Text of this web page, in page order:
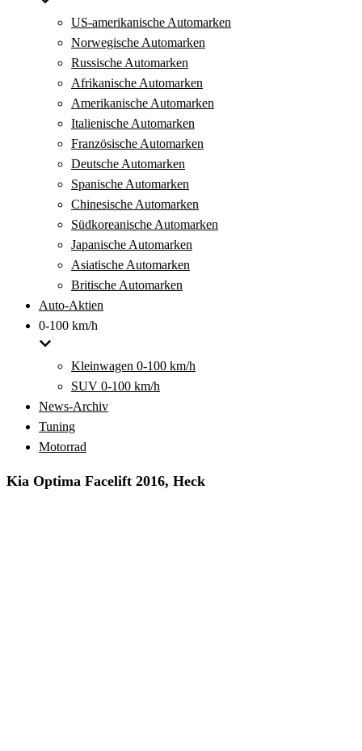
US-amerikanische Automarken
Norwegische Automarken
Russische Automarken
Afrikanische Automarken
Amerikanische Automarken
Italienische Automarken
Französische Automarken
Deutsche Automarken
Spanische Automarken
Chinesische Automarken
Südkoreanische Automarken
Japanische Automarken
Asiatische Automarken
Britische Automarken
Auto-Aktien
0-100 km/h
Kleinwagen 0-100 km/h
SUV 0-100 km/h
News-Archiv
Tuning
Motorrad
Kia Optima Facelift 2016, Heck